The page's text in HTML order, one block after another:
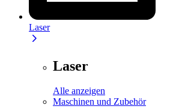
Laser
Laser
Alle anzeigen
Maschinen und Zubehör